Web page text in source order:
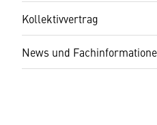
Kollektivvertrag
News und